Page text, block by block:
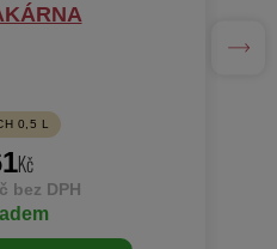
0,5 L
Kč
bez DPH